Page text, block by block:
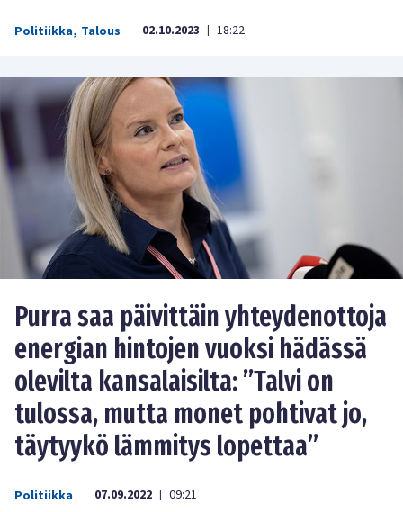
Politiikka, Talous 02.10.2023 | 18:22
Purra saa päivittäin yhteydenottoja
energian hintojen vuoksi hädässä
olevilta kansalaisilta: ”Talvi on
tulossa, mutta monet pohtivat jo,
täytyykö lämmitys lopettaa”
Politiikka 07.09.2022 | 09:21